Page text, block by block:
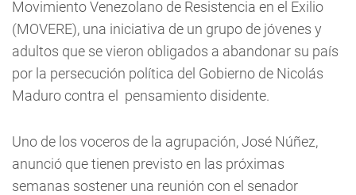
Movimiento Venezolano de Resistencia en el Exilio
(MOVERE), una iniciativa de un grupo de jóvenes y
adultos que se vieron obligados a abandonar su país
por la persecución política del Gobierno de Nicolás
Maduro contra el pensamiento disidente.
Uno de los voceros de la agrupación, José Núñez,
anunció que tienen previsto en las próximas
semanas sostener una reunión con el senador